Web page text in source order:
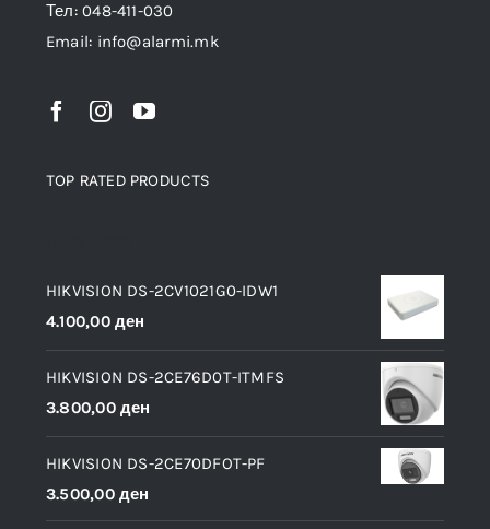
Тел: 048-411-030
Email: info@alarmi.mk
TOP RATED PRODUCTS
HIKVISION DS-2CV1021G0-IDW1
4.100,00ден
HIKVISION DS-2CE76D0T-ITMFS
3.800,00ден
HIKVISION DS-2CE70DFOT-PF
3.500,00ден